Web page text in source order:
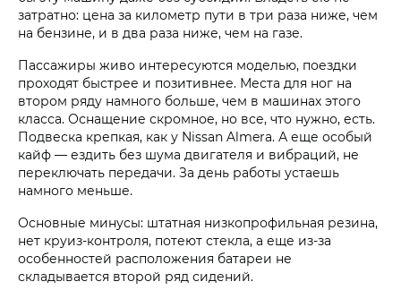
затратно: цена за километр пути в три раза ниже, чем
на бензине, и в два раза ниже, чем на газе.
Пассажиры живо интересуются моделью, поездки
проходят быстрее и позитивнее. Места для ног на
втором ряду намного больше, чем в машинах этого
класса. Оснащение скромное, но все, что нужно, есть.
Подвеска крепкая, как у Nissan Almera. А еще особый
кайф — ездить без шума двигателя и вибраций, не
переключать передачи. За день работы устаешь
намного меньше.
Основные минусы: штатная низкопрофильная резина,
нет круиз-контроля, потеют стекла, а еще из-за
особенностей расположения батареи не
складывается второй ряд сидений.